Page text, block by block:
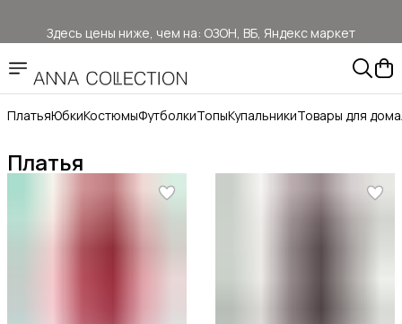
Бесплатная доставка ОЗОН Логистика
ПлатьяЮбкиКостюмыФутболкиТопыКупальникиТовары для дома
Платья